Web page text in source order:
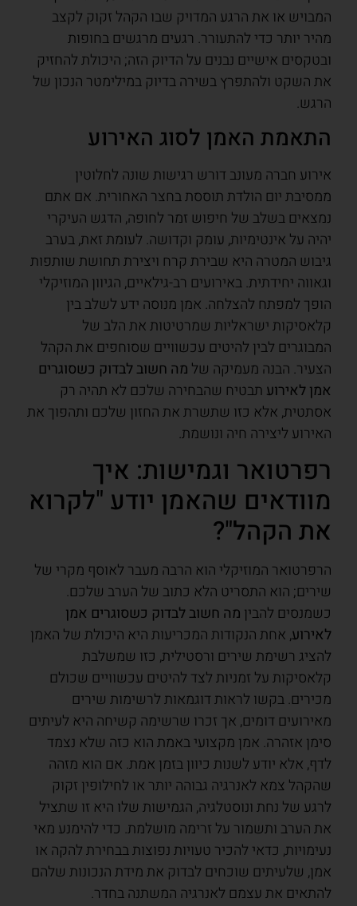
המבויש או את הרגע המדויק שבו הקהל זקוק לקצב
מהיר יותר כדי להתעורר. רגעים מרגשים בחופות
ובטקסים אישיים נבנים על הדיוק הזה; היכולת להחזיק
את השקט ולהתפרץ בשירה בדיוק במילימטר הנכון של
הרגש.
התאמת האמן לסוג האירוע
אירוע חברה מעונב דורש רגישות שונה לחלוטין
ממסיבת יום הולדת תוססת בחצר האחורית. אם אתם
נמצאים בשלב של חיפוש זמר לחופה, הדגש העיקרי
יהיה על אינטימיות, עומק וקדושה. לעומת זאת, בערב
גיבוש המטרה היא שבירת קרח ויצירת תחושת שותפות
וגאווה יחידתית. באירועים רב-גילאיים, הגיוון המוזיקלי
הופך למפתח להצלחה. אמן מנוסה ידע לשלב בין
קלאסיקות ישראליות שמרטיטות את הלב של
המבוגרים לבין להיטים עכשוויים שסוחפים את הקהל
הצעיר. הבנה מעמיקה של מה חשוב לבדוק כשסוגרים
אמן לאירוע תבטיח שהבחירה שלכם לא תהיה רק
אסתטית, אלא כזו שתשרת את החזון שלכם ותהפוך את
האירוע ליצירה חיה ונושמת.
רפרטואר וגמישות: איך
מוודאים שהאמן יודע "לקרוא
את הקהל"?
הרפרטואר המוזיקלי הוא הרבה מעבר לאוסף מקרי של
שירים; הוא התסריט הלא כתוב של הערב שלכם.
כשמנסים להבין מה חשוב לבדוק כשסוגרים אמן
לאירוע, אחת הנקודות המכריעות היא היכולת של האמן
להציג רשימת שירים ורסטילית, כזו שמשלבת
קלאסיקות על זמניות לצד להיטים עכשוויים שכולם
מכירים. בקשו לראות דוגמאות לרשימות שירים
מאירועים דומים, אך זכרו שרשימה קשיחה היא לעיתים
סימן אזהרה. אמן מקצועי באמת הוא כזה שלא נצמד
לדף, אלא יודע לשנות כיוון בזמן אמת. אם הוא מזהה
שהקהל צמא לאנרגיה גבוהה יותר או לחילופין זקוק
לרגע של נחת ונוסטלגיה, הגמישות שלו היא זו שתציל
את הערב ותשמור על זרימה מושלמת. כדי להימנע מאי
נעימויות, כדאי להכיר טעויות נפוצות בבחירת להקה או
אמן, שלעיתים שוכחים לבדוק את מידת הנכונות שלהם
להתאים את עצמם לאנרגיה המשתנה בחדר.